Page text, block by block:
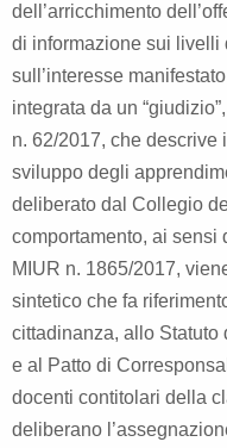
dell’arricchimento
di informazione sui livelli
sull’interesse
integrata da un
n. 62/2017, che
sviluppo degli
deliberato dal Collegio
comportamento, ai sensi
MIUR n. 1865/2017,
sintetico che fa
cittadinanza, allo Statuto
e al Patto di
docenti contitolari della
deliberano